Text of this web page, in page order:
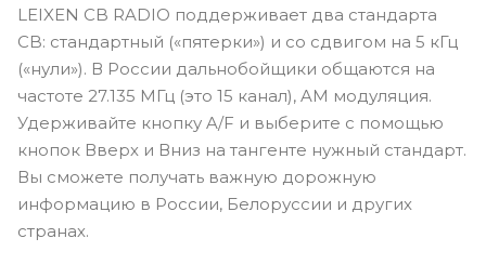
LEIXEN CB RADIO поддерживает два стандарта
CB: стандартный («пятерки») и со сдвигом на 5 кГц
(«нули»). В России дальнобойщики общаются на
частоте 27.135 МГц (это 15 канал), AM модуляция.
Удерживайте кнопку A/F и выберите с помощью
кнопок Вверх и Вниз на тангенте нужный стандарт.
Вы сможете получать важную дорожную
информацию в России, Белоруссии и других
странах.